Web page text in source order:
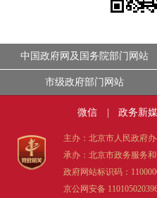
利
中介服务 阳
政民互动
参与调查 在
中国政府网及国务院部门网站
市级政府部门网站
微信 政务新
主办：北京市人民政府
承办：北京市政务服务
政府网站标识码：
京公网安备